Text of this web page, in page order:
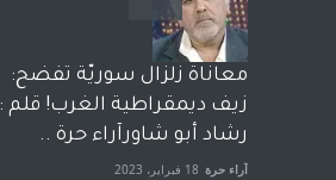
معاناة زلزال سوريّة تفضح:
زيف ديمقراطية الغرب! قلم :
رشاد أبو شاورآراء حرة ..
آراء حرة 18 فبراير، 2023